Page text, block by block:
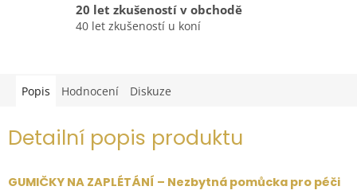
20 let zkušeností v obchodě
40 let zkušeností u koní
Popis Hodnocení Diskuze
Detailní popis produktu
GUMIČKY NA ZAPLÉTÁNÍ – Nezbytná pomůcka pro péči